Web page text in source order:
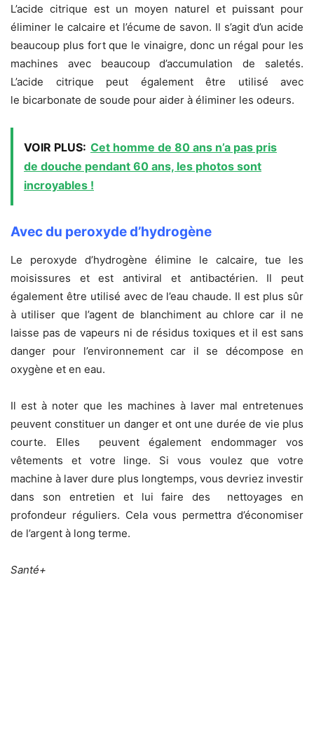
L’acide citrique est un moyen naturel et puissant pour
éliminer le calcaire et l’écume de savon. Il s’agit d’un acide
beaucoup plus fort que le vinaigre, donc un régal pour les
machines avec beaucoup d’accumulation de saletés.
L’acide citrique peut également être utilisé avec
le bicarbonate de soude pour aider à éliminer les odeurs.
VOIR PLUS: Cet homme de 80 ans n’a pas pris
de douche pendant 60 ans, les photos sont
incroyables !
Avec du peroxyde d’hydrogène
Le peroxyde d’hydrogène élimine le calcaire, tue les
moisissures et est antiviral et antibactérien. Il peut
également être utilisé avec de l’eau chaude. Il est plus sûr
à utiliser que l’agent de blanchiment au chlore car il ne
laisse pas de vapeurs ni de résidus toxiques et il est sans
danger pour l’environnement car il se décompose en
oxygène et en eau.
Il est à noter que les machines à laver mal entretenues
peuvent constituer un danger et ont une durée de vie plus
courte. Elles peuvent également endommager vos
vêtements et votre linge. Si vous voulez que votre
machine à laver dure plus longtemps, vous devriez investir
dans son entretien et lui faire des nettoyages en
profondeur réguliers. Cela vous permettra d’économiser
de l’argent à long terme.
Santé+